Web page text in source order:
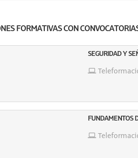
FORMATIVAS CON
SEGURIDAD Y
FUNDAMENTOS